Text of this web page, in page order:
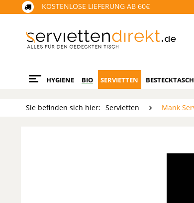
KOSTENLOSE LIEFERUNG AB 60€
HYGIENE BIO SERVIETTEN
Sie befinden sich hier: Servietten Mank